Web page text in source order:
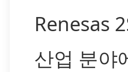
Renesas
산업 분야